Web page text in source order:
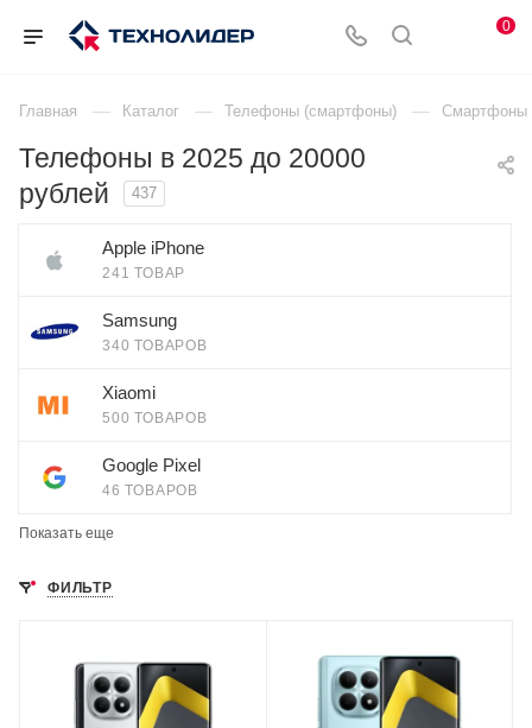
0
Главная — Каталог — Телефоны (смартфоны) — Смартфоны
Телефоны в 2025 до 20000
рублей
437
Apple iPhone
241 ТОВАР
Samsung
340 ТОВАРОВ
Xiaomi
500 ТОВАРОВ
Google Pixel
46 ТОВАРОВ
Показать еще
ФИЛЬТР